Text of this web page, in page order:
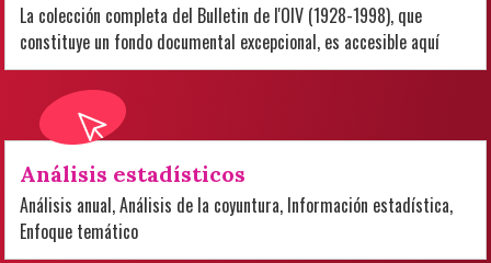
La colección completa del Bulletin de l'OIV (1928-1998), que
constituye un fondo documental excepcional, es accesible aquí
Análisis estadísticos
Análisis anual, Análisis de la coyuntura, Información estadística,
Enfoque temático